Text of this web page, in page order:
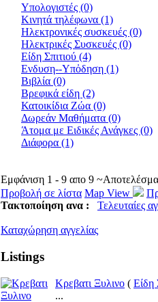
Υπολογιστές (0)
Κινητά τηλέφωνα (1)
Ηλεκτρονικές συσκευές (0)
Ηλεκτρικές Συσκευές (0)
Είδη Σπιτιού (4)
Ενδυση--Υπὀδηση (1)
Βιβλία (0)
Βρεφικά είδη (2)
Κατοικίδια Ζώα (0)
Δωρεάν Μαθήματα (0)
Άτομα με Ειδικές Ανάγκες (0)
Διάφορα (1)
Εμφάνιση 1 - 9 απο 9
Προβολή σε λίστα Map View
Τακτοποίηση ανα :
Τελευταίες
Καταχώρηση αγγελίας
Listings
Κρεβατι Ξυλινο ( Είδη
...